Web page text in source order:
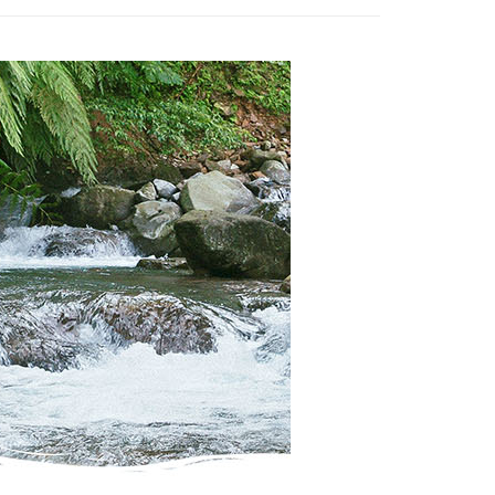
權讓與本公司後，依約使用本公司帳單繳交帳款。
款使用「大哥付你分期」之契約關係目的，商店將以您的個人
名、電話或地址）提供予台灣大哥大進項蒐集、處理及利
與您本人進行分期帳單所需資料之確認、核對及更正。
務條款，請詳閱以下連結：https://oppay.tw/userRule
相關費用。
功請以「AFTEE先享後付 」之結帳頁面顯示為準，若有關於
／繳費後需取消欲退款等相關疑問，請聯繫「AFTEE先享後
心」 https://netprotections.freshdesk.com/support/home
沛科技股份有限公司提供之「AFTEE先享後付」服務完成之
服務之必要範圍內提供個人資料，並將交易相關給付款項請
恩沛科技股份有限公司。
資料處理事宜，請瀏覽以下網址：
terms/#terms3
使用者請事先徵得法定代理人或監護人之同意方可使用
後付」，若未經同意申辦者引起之損失，本公司不負相關責
先享後付」時，將依據個別帳號之用戶狀況，依本公司
不同之上限額度；若仍有額度不足之情形，本公司將視審查
進行身份認證。
註冊多個帳號或使用他人資訊註冊。若發現惡意使用之情
股份有限公司將有權停止該用戶之使用額度並採取法律行
，滿NT$1,000(含以上)免運費
上支付
，滿NT$1,000(含以上)免運費
，滿NT$3,000(含以上)免運費